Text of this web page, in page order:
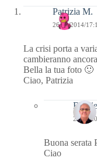
Patrizia M.
26/08/2014/
La crisi porta a
cambieranno
Bella la tua foto 🙂
Ciao, Patrizia
26/08/
Buona serata
Ciao